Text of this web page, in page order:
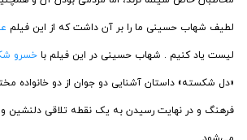
لطیف شهاب حسینی ما را بر آن داشت که از این فیلم
لیست یاد کنیم . شهاب حسینی در این فیلم با خسرو
«دل شکسته» داستان آشنایی دو جوان از دو خانواده
فرهنگ و در نهایت رسیدن به یک نقطه تلاقی دلنشین و